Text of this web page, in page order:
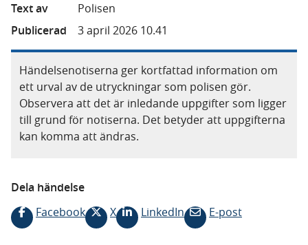
Text av
Polisen
Publicerad
3 april 2026 10.41
Händelsenotiserna ger kortfattad information om
ett urval av de utryckningar som polisen gör.
Observera att det är inledande uppgifter som ligger
till grund för notiserna. Det betyder att uppgifterna
kan komma att ändras.
Dela händelse
Facebook
X LinkedIn E-post